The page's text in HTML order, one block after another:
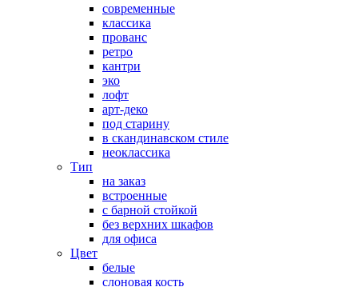
современные
классика
прованс
ретро
кантри
эко
лофт
арт-деко
под старину
в скандинавском стиле
неоклассика
Тип
на заказ
встроенные
с барной стойкой
без верхних шкафов
для офиса
Цвет
белые
слоновая кость